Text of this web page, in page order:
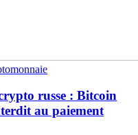
russe : Bitcoin
au paiement